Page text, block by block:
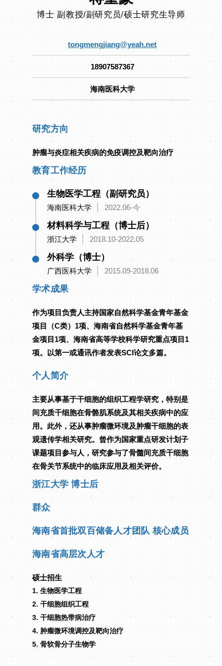
博士 副教授/副研究员/硕士研究生导师
tongmengjiang@yeah.net
18907587367
海南医科大学
浙江大学 博士后
群众
海南省首批双百储备人才团队 核心成员
海南省高层次人才
硕士招生
1. 生物医学工程
2. 干细胞组织工程
3. 干细胞热带病治疗
4. 肿瘤微环境调控及靶向治疗
5. 骨软骨分子生物学
研究方向
肿瘤与炎症相关疾病的免疫调控及靶向治疗
教育工作经历
生物医学工程（副研究员）
海南医科大学 2022.06-今
材料科学与工程（博士后）
浙江大学 2018.10-2022.05
外科学（博士）
广西医科大学 2015.09-2018.06
学术成果
作为项目负责人主持国家自然科学基金青年基金
项目（C类）1项、海南省自然科学基金青年基
金项目1项、海南省高等学校科学研究重点项目1
项。以第一或通讯作者发表SCI论文多篇。
个人简介
主要从事基于干细胞的组织工程学研究，特别是
间充质干细胞在骨骼肌系统及其相关疾病中的应
用。此外，还从事肿瘤微环境及肿瘤干细胞的表
观遗传学相关研究。曾作为国家重点研发计划子
课题项目参与人，研究参与了骨髓间充质干细胞
在骨关节系统中的临床应用及相关评价。